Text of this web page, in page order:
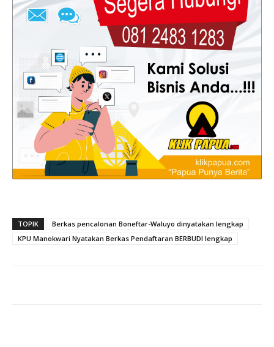
TOPIK
Berkas pencalonan Boneftar-Waluyo dinyatakan lengkap
KPU Manokwari Nyatakan Berkas Pendaftaran BERBUDI lengkap